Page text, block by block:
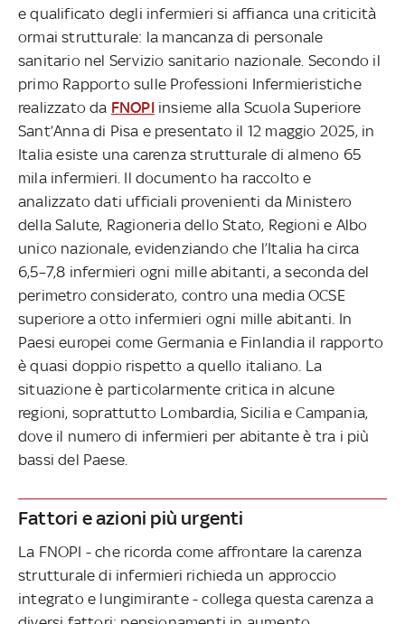
e qualificato degli infermieri si affianca una criticità
ormai strutturale: la mancanza di personale
sanitario nel Servizio sanitario nazionale. Secondo il
primo Rapporto sulle Professioni Infermieristiche
realizzato da FNOPIinsieme alla Scuola Superiore
Sant’Anna di Pisa e presentato il 12 maggio 2025, in
Italia esiste una carenza strutturale di almeno 65
mila infermieri. Il documento ha raccolto e
analizzato dati ufficiali provenienti da Ministero
della Salute, Ragioneria dello Stato, Regioni e Albo
unico nazionale, evidenziando che l’Italia ha circa
6,5–7,8 infermieri ogni mille abitanti, a seconda del
perimetro considerato, contro una media OCSE
superiore a otto infermieri ogni mille abitanti. In
Paesi europei come Germania e Finlandia il rapporto
è quasi doppio rispetto a quello italiano. La
situazione è particolarmente critica in alcune
regioni, soprattutto Lombardia, Sicilia e Campania,
dove il numero di infermieri per abitante è tra i più
bassi del Paese.
Fattori e azioni più urgenti
La FNOPI - che ricorda come affrontare la carenza
strutturale di infermieri richieda un approccio
integrato e lungimirante - collega questa carenza a